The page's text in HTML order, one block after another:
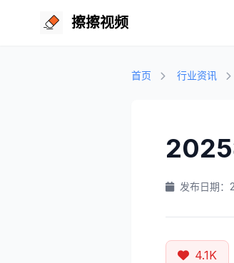
擦擦视频
首页 行业资讯
2025
发布日期：
4.1K